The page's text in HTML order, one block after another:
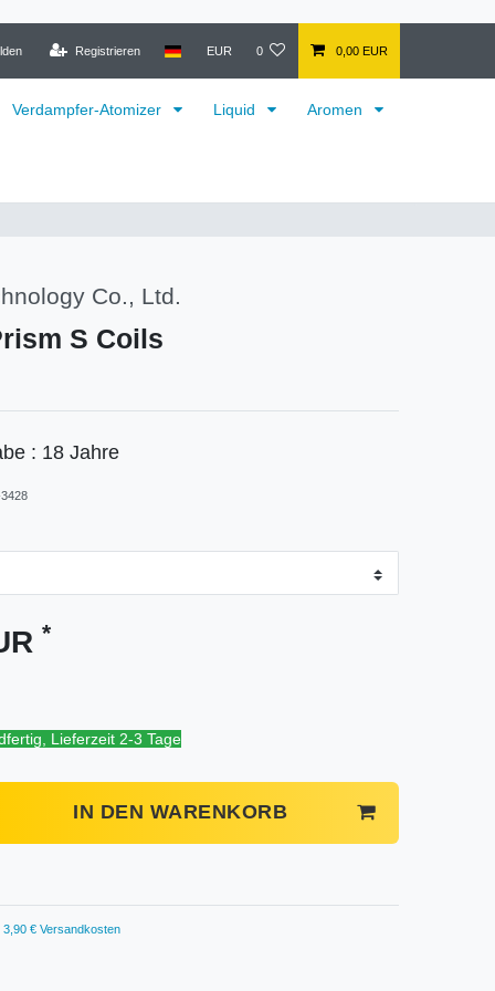
Registrieren EUR 0 0,00 EUR
Verdampfer-Atomizer Liquid Aromen
Co., Ltd.
S Coils
: 18 Jahre
*
Lieferzeit 2-3 Tage
IN DEN WARENKORB
3,90 € Versandkosten